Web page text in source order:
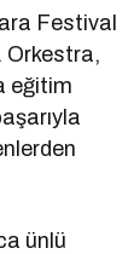
Festival
Orkestra,
eğitim
ünlü